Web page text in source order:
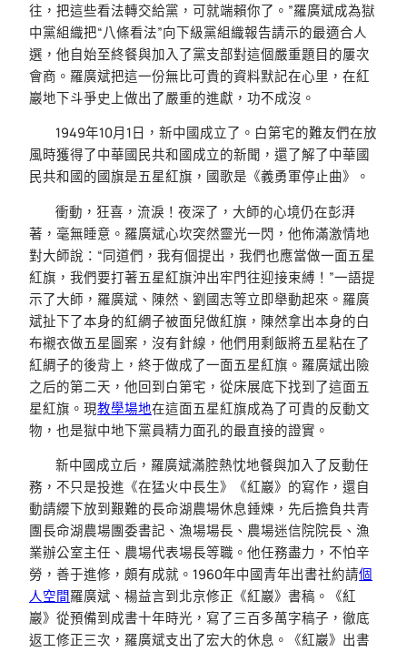
往，把這些看法轉交給黨，可就端賴你了。”羅廣斌成為獄
中黨組織把“八條看法”向下級黨組織報告請示的最適合人
選，他自始至終餐與加入了黨支部對這個嚴重題目的屢次
會商。羅廣斌把這一份無比可貴的資料默記在心里，在紅
巖地下斗爭史上做出了嚴重的進獻，功不成沒。
1949年10月1日，新中國成立了。白第宅的難友們在放
風時獲得了中華國民共和國成立的新聞，還了解了中華國
民共和國的國旗是五星紅旗，國歌是《義勇軍停止曲》。
衝動，狂喜，流淚！夜深了，大師的心境仍在彭湃
著，毫無睡意。羅廣斌心坎突然靈光一閃，他佈滿激情地
對大師說：“同道們，我有個提出，我們也應當做一面五星
紅旗，我們要打著五星紅旗沖出牢門往迎接束縛！”一語提
示了大師，羅廣斌、陳然、劉國志等立即舉動起來。羅廣
斌扯下了本身的紅綢子被面兒做紅旗，陳然拿出本身的白
布襯衣做五星圖案，沒有針線，他們用剩飯將五星粘在了
紅綢子的後背上，終于做成了一面五星紅旗。羅廣斌出險
之后的第二天，他回到白第宅，從床展底下找到了這面五
星紅旗。現教學場地在這面五星紅旗成為了可貴的反動文
物，也是獄中地下黨員精力面孔的最直接的證實。
新中國成立后，羅廣斌滿腔熱忱地餐與加入了反動任
務，不只是投進《在猛火中長生》《紅巖》的寫作，還自
動請纓下放到艱難的長命湖農場休息錘煉，先后擔負共青
團長命湖農場團委書記、漁場場長、農場迷信院院長、漁
業辦公室主任、農場代表場長等職。他任務盡力，不怕辛
勞，善于進修，頗有成就。1960年中國青年出書社約請個
人空間羅廣斌、楊益言到北京修正《紅巖》書稿。《紅
巖》從預備到成書十年時光，寫了三百多萬字稿子，徹底
返工修正三次，羅廣斌支出了宏大的休息。《紅巖》出書